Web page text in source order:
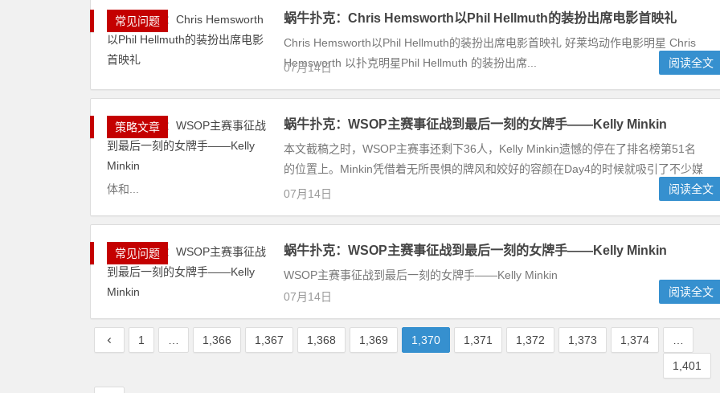
常见问题 蜗牛扑克：Chris Hemsworth以Phil Hellmuth的装扮出席电影首映礼
Chris Hemsworth以Phil Hellmuth的装扮出席电影首映礼 好莱坞动作电影明星 Chris
Hemsworth 以扑克明星Phil Hellmuth 的装扮出席...
07月14日 阅读全文
策略文章 蜗牛扑克：WSOP主赛事征战到最后一刻的女牌手——Kelly Minkin
本文截稿之时，WSOP主赛事还剩下36人，Kelly Minkin遗憾的停在了排名榜第51名
的位置上。Minkin凭借着无所畏惧的牌风和姣好的容颜在Day4的时候就吸引了不少媒
体和...
07月14日 阅读全文
常见问题 蜗牛扑克：WSOP主赛事征战到最后一刻的女牌手——Kelly Minkin
WSOP主赛事征战到最后一刻的女牌手——Kelly Minkin
07月14日
阅读全文
1 … 1,366 1,367 1,368 1,369 1,370 1,371 1,372 1,373 1,374
…
1,401